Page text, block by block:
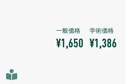
¥1,650 ¥1,386